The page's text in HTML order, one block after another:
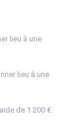
lieu à une
lieu à une
de 1 200 €.